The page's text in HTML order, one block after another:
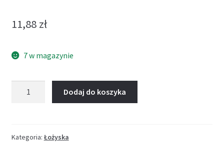
11,88 zł
7 w magazynie
Dodaj do koszyka
Kategoria: Łożyska